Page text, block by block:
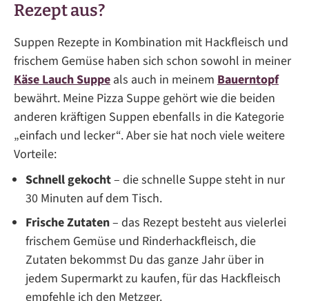
Rezept aus?
Suppen Rezepte in Kombination mit Hackfleisch und
frischem Gemüse haben sich schon sowohl in meiner
Käse Lauch Suppe als auch in meinem Bauerntopf
bewährt. Meine Pizza Suppe gehört wie die beiden
anderen kräftigen Suppen ebenfalls in die Kategorie
„einfach und lecker“. Aber sie hat noch viele weitere
Vorteile:
Schnell gekocht– die schnelle Suppe steht in nur
30 Minuten auf dem Tisch.
Frische Zutaten– das Rezept besteht aus vielerlei
frischem Gemüse und Rinderhackfleisch, die
Zutaten bekommst Du das ganze Jahr über in
jedem Supermarkt zu kaufen, für das Hackfleisch
empfehle ich den Metzger.